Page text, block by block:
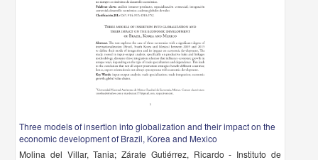
Three models of insertion into globalization and their impact on the
economic development of Brazil, Korea and Mexico
Molina del Villar, Tania; Zárate Gutiérrez, Ricardo - Instituto de